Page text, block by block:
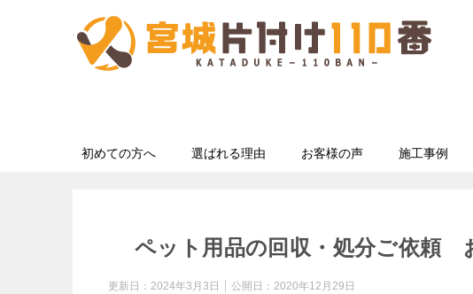
初めての方へ 選ばれる理由 お客様の声 施工事例
ペット用品の回収・処分ご依頼
更新日： 2024年3月3日 公開日： 2020年12月29日